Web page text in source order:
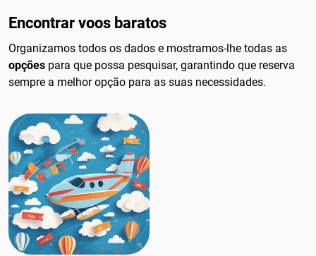
Encontrar voos baratos
Organizamos todos os dados e mostramos-lhe todas as
opções para que possa pesquisar, garantindo que reserva
sempre a melhor opção para as suas necessidades.